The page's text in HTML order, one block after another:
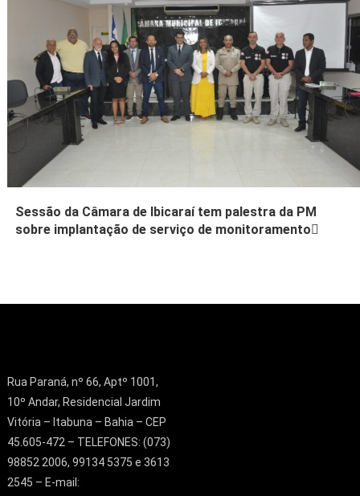
Sessão da Câmara de Ibicaraí tem palestra da PM
sobre implantação de serviço de monitoramento
Rua Paraná, nº 66, Aptº 1001,
10º Andar, Residencial Jardim
Vitória – Itabuna – Bahia – CEP
45.605-472 – TELEFONES: (073)
98852 2006, 99134 5375 e 3613
2545 – E-mail: